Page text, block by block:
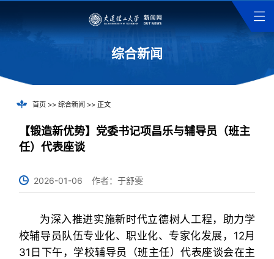
综合新闻
首页>> 综合新闻 >> 正文
【锻造新优势】党委书记项昌乐与辅导员（班主
任）代表座谈
2026-01-06 作者：于舒雯
为深入推进实施新时代立德树人工程，助力学
校辅导员队伍专业化、职业化、专家化发展，12月
31日下午，学校辅导员（班主任）代表座谈会在主